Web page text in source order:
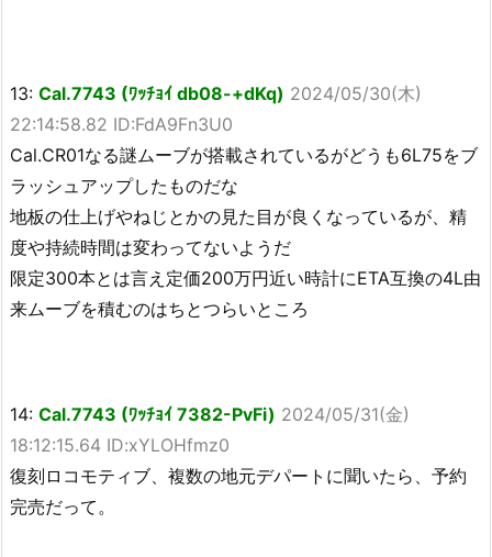
13: Cal.7743 (ﾜｯﾁｮｲ db08-+dKq) 2024/05/30(木)
22:14:58.82 ID:FdA9Fn3U0
Cal.CR01なる謎ムーブが搭載されているがどうも6L75をブ
ラッシュアップしたものだな
地板の仕上げやねじとかの見た目が良くなっているが、精
度や持続時間は変わってないようだ
限定300本とは言え定価200万円近い時計にETA互換の4L由
来ムーブを積むのはちとつらいところ
14: Cal.7743 (ﾜｯﾁｮｲ 7382-PvFi) 2024/05/31(金)
18:12:15.64 ID:xYLOHfmz0
復刻ロコモティブ、複数の地元デパートに聞いたら、予約
完売だって。